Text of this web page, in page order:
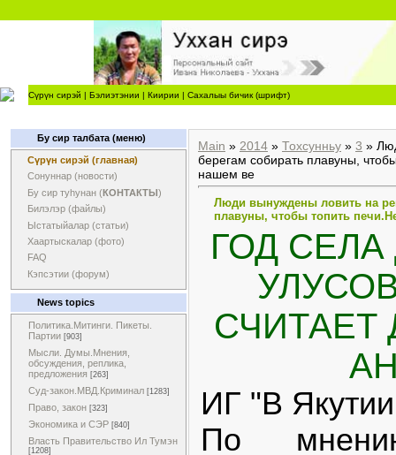
Сүрүн сирэй | Бэлиэтэнии | Киирии | Сахалыы бичик (шрифт)
Бу сир талбата (меню)
Сүрүн сирэй (главная)
Сонуннар (новости)
Бу сир туһунан (КОНТАКТЫ)
Билэлэр (файлы)
Ыстатыйалар (статьи)
Хаартыскалар (фото)
FAQ
Кэпсэтии (форум)
News topics
Политика.Митинги. Пикеты.
Партии [903]
Мысли. Думы.Мнения,
обсуждения, реплика,
предложения [263]
Суд-закон.МВД.Криминал [1283]
Право, закон [323]
Экономика и СЭР [840]
Власть Правительство Ил Тумэн
[1208]
Main » 2014 » Тохсунньу » 3 »
берегам собирать плавуны,
нашем ве
Люди вынуждены ловить на
плавуны, чтобы топить
ГОД
СЧИТАЕТ
ИГ "В
По